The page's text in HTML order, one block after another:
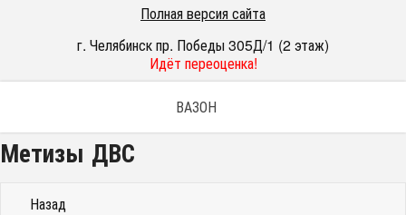
Полная версия сайта
г. Челябинск пр. Победы 305Д/1 (2 этаж)
Идёт переоценка!
ВАЗОН
Метизы ДВС
Назад